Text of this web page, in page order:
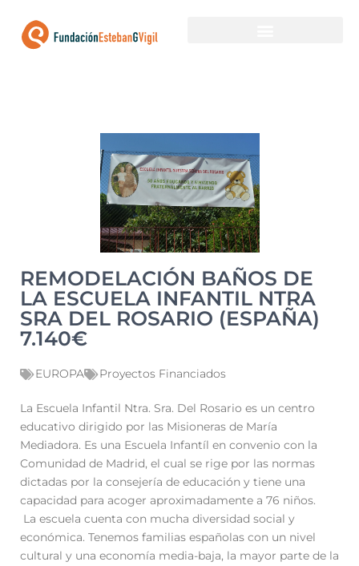
REMODELACIÓN BAÑOS DE
LA ESCUELA INFANTIL NTRA
SRA DEL ROSARIO (ESPAÑA)
7.140€
EUROPA Proyectos Financiados
La Escuela Infantil Ntra. Sra. Del Rosario es un centro
educativo dirigido por las Misioneras de María
Mediadora. Es una Escuela Infantíl en convenio con la
Comunidad de Madrid, el cual se rige por las normas
dictadas por la consejería de educación y tiene una
capacidad para acoger aproximadamente a 76 niños.
La escuela cuenta con mucha diversidad social y
económica. Tenemos familias españolas con un nivel
cultural y una economía media-baja, la mayor parte de la